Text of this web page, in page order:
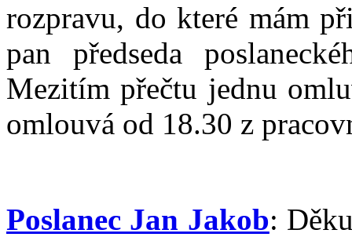
rozpravu, do které mám
pan předseda
Mezitím přečtu jednu
omlouvá od 18.30 z
Poslanec Jan Jakob: